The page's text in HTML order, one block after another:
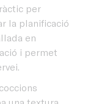
per
la planificació
en
i permet